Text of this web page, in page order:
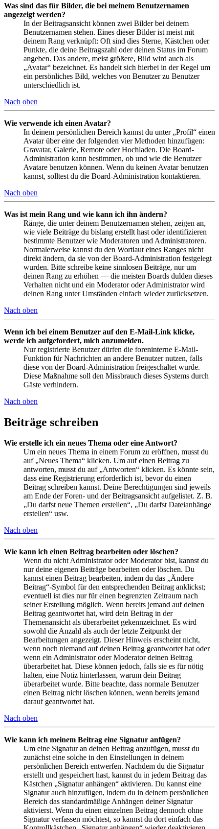
Was sind das für Bilder, die bei meinem Benutzernamen
angezeigt werden?
In der Beitragsansicht können zwei Bilder bei deinem
Benutzernamen stehen. Eines dieser Bilder ist meist mit
deinem Rang verknüpft: Oft sind dies Sterne, Kästchen oder
Punkte, die deine Beitragszahl oder deinen Status im Forum
angeben. Das andere, meist größere, Bild wird auch als
„Avatar“ bezeichnet. Es handelt sich hierbei in der Regel um
ein persönliches Bild, welches von Benutzer zu Benutzer
unterschiedlich ist.
Nach oben
Wie verwende ich einen Avatar?
In deinem persönlichen Bereich kannst du unter „Profil“ einen
Avatar über eine der folgenden vier Methoden hinzufügen:
Gravatar, Galerie, Remote oder Hochladen. Die Board-
Administration kann bestimmen, ob und wie die Benutzer
Avatare benutzen können. Wenn du keinen Avatar benutzen
kannst, solltest du die Board-Administration kontaktieren.
Nach oben
Was ist mein Rang und wie kann ich ihn ändern?
Ränge, die unter deinem Benutzernamen stehen, zeigen an,
wie viele Beiträge du bislang erstellt hast oder identifizieren
bestimmte Benutzer wie Moderatoren und Administratoren.
Normalerweise kannst du den Wortlaut eines Ranges nicht
direkt ändern, da sie von der Board-Administration festgelegt
wurden. Bitte schreibe keine sinnlosen Beiträge, nur um
deinen Rang zu erhöhen — die meisten Boards dulden dieses
Verhalten nicht und ein Moderator oder Administrator wird
deinen Rang unter Umständen einfach wieder zurücksetzen.
Nach oben
Wenn ich bei einem Benutzer auf den E-Mail-Link klicke,
werde ich aufgefordert, mich anzumelden.
Nur registrierte Benutzer dürfen die foreninterne E-Mail-
Funktion für Nachrichten an andere Benutzer nutzen, falls
diese von der Board-Administration freigeschaltet wurde.
Diese Maßnahme soll den Missbrauch dieses Systems durch
Gäste verhindern.
Nach oben
Beiträge schreiben
Wie erstelle ich ein neues Thema oder eine Antwort?
Um ein neues Thema in einem Forum zu eröffnen, musst du
auf „Neues Thema“ klicken. Um auf einen Beitrag zu
antworten, musst du auf „Antworten“ klicken. Es könnte sein,
dass eine Registrierung erforderlich ist, bevor du einen
Beitrag schreiben kannst. Deine Berechtigungen sind jeweils
am Ende der Foren- und der Beitragsansicht aufgelistet. Z. B.
„Du darfst neue Themen erstellen“, „Du darfst Dateianhänge
erstellen“ usw.
Nach oben
Wie kann ich einen Beitrag bearbeiten oder löschen?
Wenn du nicht Administrator oder Moderator bist, kannst du
nur deine eigenen Beiträge bearbeiten oder löschen. Du
kannst einen Beitrag bearbeiten, indem du das „Ändere
Beitrag“-Symbol für den entsprechenden Beitrag anklickst;
eventuell ist dies nur für einen begrenzten Zeitraum nach
seiner Erstellung möglich. Wenn bereits jemand auf deinen
Beitrag geantwortet hat, wird dein Beitrag in der
Themenansicht als überarbeitet gekennzeichnet. Es wird
sowohl die Anzahl als auch der letzte Zeitpunkt der
Bearbeitungen angezeigt. Dieser Hinweis erscheint nicht,
wenn noch niemand auf deinen Beitrag geantwortet hat oder
wenn ein Administrator oder Moderator deinen Beitrag
überarbeitet hat. Diese können jedoch, falls sie es für nötig
halten, eine Notiz hinterlassen, warum dein Beitrag
überarbeitet wurde. Bitte beachte, dass normale Benutzer
einen Beitrag nicht löschen können, wenn bereits jemand
darauf geantwortet hat.
Nach oben
Wie kann ich meinem Beitrag eine Signatur anfügen?
Um eine Signatur an deinen Beitrag anzufügen, musst du
zunächst eine solche in den Einstellungen in deinem
persönlichen Bereich entwerfen. Nachdem du die Signatur
erstellt und gespeichert hast, kannst du in jedem Beitrag das
Kästchen „Signatur anhängen“ aktivieren. Du kannst eine
Signatur auch hinzufügen, indem du in deinem persönlichen
Bereich das standardmäßige Anhängen deiner Signatur
aktivierst. Wenn du einen einzelnen Beitrag dennoch ohne
Signatur verfassen möchtest, so kannst du dort einfach das